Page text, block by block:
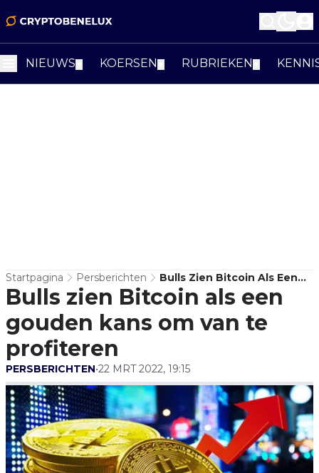
NIEUWS KOERSEN RUBRIEKEN
Startpagina Persberichten
Bulls Zien Bitcoin Als Een
Gouden Kans Om Van Te
Profiteren
Bulls zien Bitcoin als een
gouden kans om van te
profiteren
PERSBERICHTEN•22 MRT 2022, 19:15